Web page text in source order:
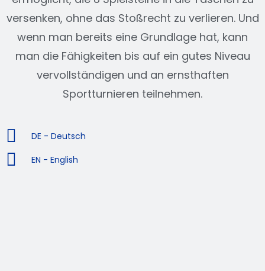
versenken, ohne das Stoßrecht zu verlieren. Und
wenn man bereits eine Grundlage hat, kann
man die Fähigkeiten bis auf ein gutes Niveau
vervollständigen und an ernsthaften
Sportturnieren teilnehmen.
DE - Deutsch
EN - English